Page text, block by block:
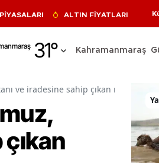
ALTIN FİYATLARI
31° Kahramanmaraş
ve iradesine sahip çıkan milletin